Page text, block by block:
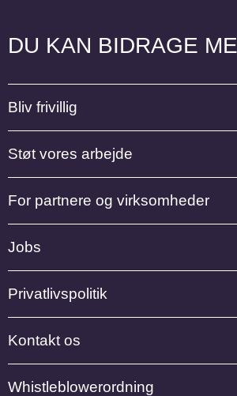
DU KAN BIDRAGE
Bliv frivillig
Støt vores arbejde
For partnere og virksomheder
Jobs
Privatlivspolitik
Kontakt os
Whistleblowerordning